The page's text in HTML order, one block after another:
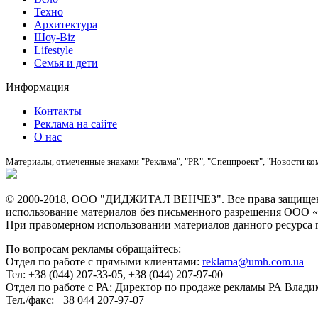
Техно
Архитектура
Шоу-Biz
Lifestyle
Семья и дети
Информация
Контакты
Реклама на сайте
О нас
Материалы, отмеченные знаками "Реклама", "PR", "Спецпроект", "Новости
© 2000-2018, ООО "ДИДЖИТАЛ ВЕНЧЕЗ". Все права
использование материалов без письменного разрешения
При правомерном использовании материалов данного ресурса
По вопросам рекламы обращайтесь:
Отдел по работе с прямыми клиентами: reklama@umh.com.ua
Тел: +38 (044) 207-33-05, +38 (044) 207-97-00
Отдел по работе с РА: Директор по продаже рекламы РА
Тел./факс: +38 044 207-97-07